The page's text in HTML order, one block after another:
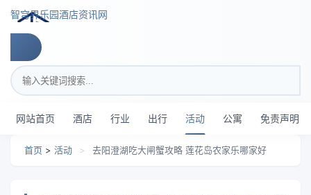
智穹界乐园酒店资讯网
搜索关键词
网站首页 酒店 行业 出行 活动 公寓 免责声明
首页 > 活动 > 去阳澄湖吃大闸蟹攻略 莲花岛农家乐哪家好